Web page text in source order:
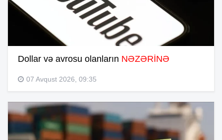
Dollar və avrosu olanların NƏZƏRİNƏ
07 Avqust 2026, 09:35